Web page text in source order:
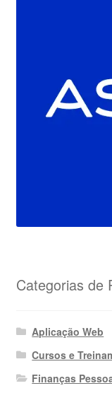
Categorias de
Aplicação Web
Cursos e
Finanças